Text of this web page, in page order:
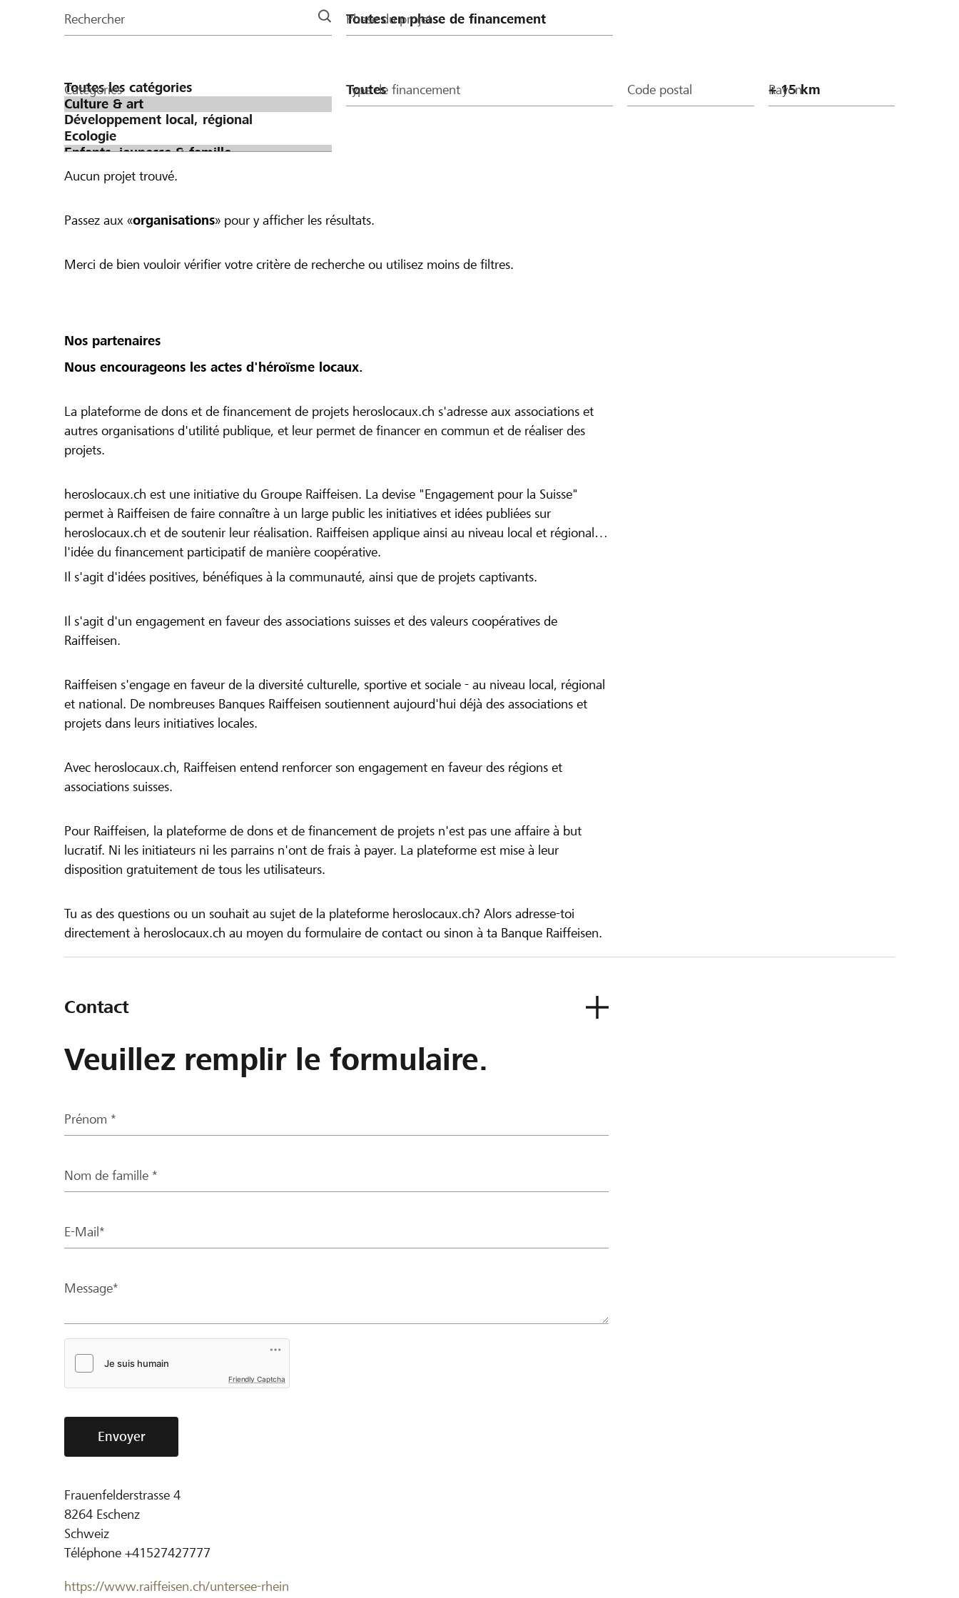
la
Rechercher Phase du projet
Catégories Type de financement Code postal Rayon
Aucun projet trouvé.
Passez aux «organisations» pour y afficher les résultats.
Merci de bien vouloir vérifier votre critère de recherche ou utilisez moins de filtres.
Nos partenaires
Nous encourageons les actes d'héroïsme locaux.
La plateforme de dons et de financement de projets heroslocaux.ch s'adresse aux associations et
autres organisations d'utilité publique, et leur permet de financer en commun et de réaliser des
projets.
heroslocaux.ch est une initiative du Groupe Raiffeisen. La devise "Engagement pour la Suisse"
permet à Raiffeisen de faire connaître à un large public les initiatives et idées publiées sur
heroslocaux.ch et de soutenir leur réalisation. Raiffeisen applique ainsi au niveau local et régional
l'idée du financement participatif de manière coopérative.
Il s'agit d'idées positives, bénéfiques à la communauté, ainsi que de projets captivants.
Il s'agit d'un engagement en faveur des associations suisses et des valeurs coopératives de
Raiffeisen.
Raiffeisen s'engage en faveur de la diversité culturelle, sportive et sociale - au niveau local, régional
et national. De nombreuses Banques Raiffeisen soutiennent aujourd'hui déjà des associations et
projets dans leurs initiatives locales.
Avec heroslocaux.ch, Raiffeisen entend renforcer son engagement en faveur des régions et
associations suisses.
Pour Raiffeisen, la plateforme de dons et de financement de projets n'est pas une affaire à but
lucratif. Ni les initiateurs ni les parrains n'ont de frais à payer. La plateforme est mise à leur
disposition gratuitement de tous les utilisateurs.
Tu as des questions ou un souhait au sujet de la plateforme heroslocaux.ch? Alors adresse-toi
directement à heroslocaux.ch au moyen du formulaire de contact ou sinon à ta Banque Raiffeisen.
Contact
Veuillez remplir le formulaire.
Prénom *
Nom de famille *
E-Mail*
Message*
Friendly Captcha
Envoyer
Frauenfelderstrasse 4
8264 Eschenz
Schweiz
Téléphone +41527427777
https://www.raiffeisen.ch/untersee-rhein